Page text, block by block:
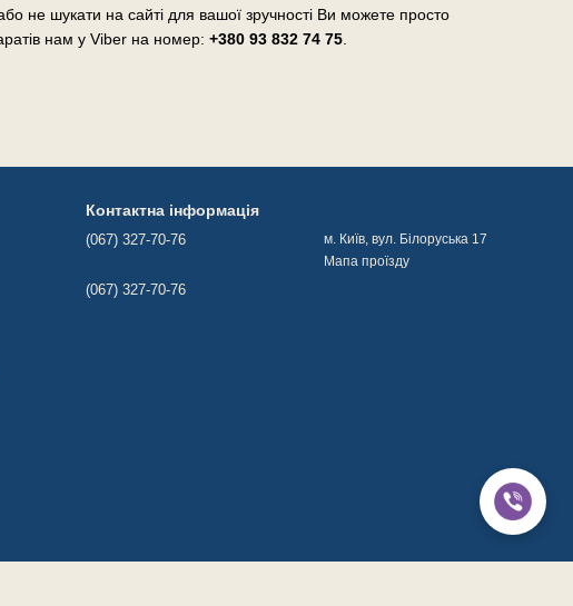
не шукати на сайті для вашої зручності Ви можете просто
нам у Viber на номер: +380 93 832 74 75.
Контактна інформація
(067) 327-70-76
(067) 327-70-76
м. Київ, вул. Білоруська 17
Мапа проїзду